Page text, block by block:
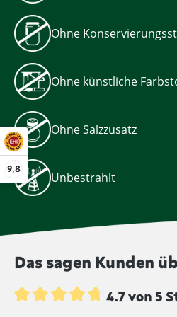
9,8
Ohne
Ohne künstliche
Ohne Salzzusatz
Unbestrahlt
Das sagen Kunden
4.7 von 5